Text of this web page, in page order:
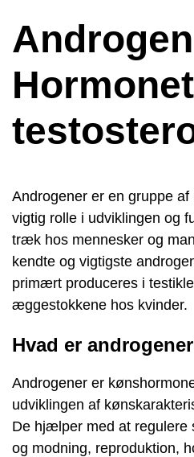
Hormonet
Androgener er en gruppe
vigtig rolle i udviklingen og
træk hos mennesker og
kendte og vigtigste
primært produceres i
æggestokkene hos kvinder.
Hvad er
Androgener er
udviklingen af
De hjælper med at regulere
og modning, reproduktion,